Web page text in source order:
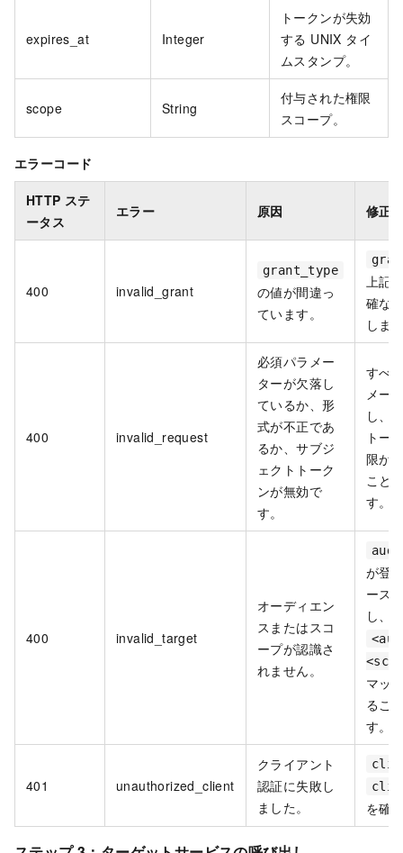
expires_at Integer
トークンが失効
する UNIX タイ
ムスタンプ。
scope String
付与された権限
スコープ。
エラーコード
HTTP ステ
ータス
エラー 原因 修正
400 invalid_grant
grant_type
の値が間違っ
ています。
上記
確な
しま
400 invalid_request
必須パラメー
ターが欠落し
ているか、形
式が不正であ
るか、サブジ
ェクトトーク
ンが無効で
す。
すべ
メー
し、
トー
限が
こと
す。
400 invalid_target
オーディエン
スまたはスコ
ープが認識さ
れません。
が登
ース
し、
マッ
るこ
す。
401 unauthorized_client
クライアント
認証に失敗し
ました。
を確